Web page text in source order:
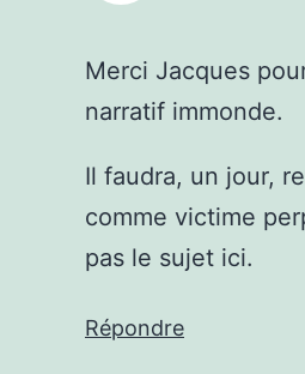
Merci Jacques
narratif immonde.
Il faudra, un jour,
comme victime
pas le sujet ici.
Répondre